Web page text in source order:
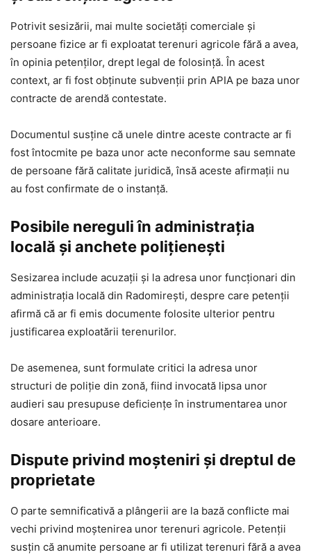
Potrivit sesizării, mai multe societăți comerciale și
persoane fizice ar fi exploatat terenuri agricole fără a avea,
în opinia petenților, drept legal de folosință. În acest
context, ar fi fost obținute subvenții prin APIA pe baza unor
contracte de arendă contestate.
Documentul susține că unele dintre aceste contracte ar fi
fost întocmite pe baza unor acte neconforme sau semnate
de persoane fără calitate juridică, însă aceste afirmații nu
au fost confirmate de o instanță.
Posibile nereguli în administrația
locală și anchete polițienești
Sesizarea include acuzații și la adresa unor funcționari din
administrația locală din Radomirești, despre care petenții
afirmă că ar fi emis documente folosite ulterior pentru
justificarea exploatării terenurilor.
De asemenea, sunt formulate critici la adresa unor
structuri de poliție din zonă, fiind invocată lipsa unor
audieri sau presupuse deficiențe în instrumentarea unor
dosare anterioare.
Dispute privind moșteniri și dreptul de
proprietate
O parte semnificativă a plângerii are la bază conflicte mai
vechi privind moștenirea unor terenuri agricole. Petenții
susțin că anumite persoane ar fi utilizat terenuri fără a avea